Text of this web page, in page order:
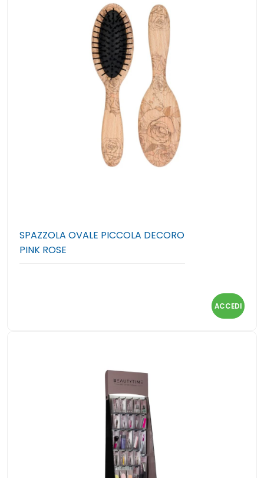
SPAZZOLA OVALE PICCOLA DECORO
PINK ROSE
ACCEDI